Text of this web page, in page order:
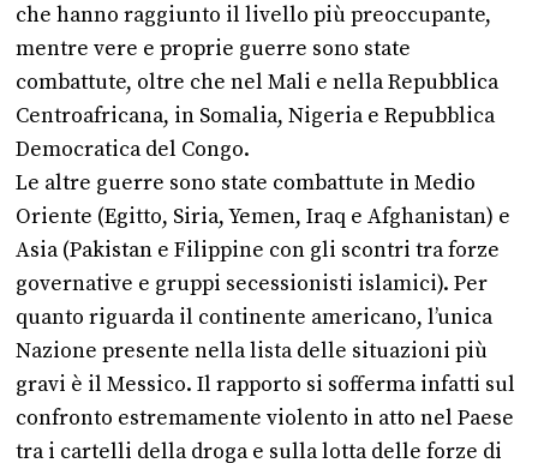
che hanno raggiunto il livello più preoccupante,
mentre vere e proprie guerre sono state
combattute, oltre che nel Mali e nella Repubblica
Centroafricana, in Somalia, Nigeria e Repubblica
Democratica del Congo.
Le altre guerre sono state combattute in Medio
Oriente (Egitto, Siria, Yemen, Iraq e Afghanistan) e
Asia (Pakistan e Filippine con gli scontri tra forze
governative e gruppi secessionisti islamici). Per
quanto riguarda il continente americano, l’unica
Nazione presente nella lista delle situazioni più
gravi è il Messico. Il rapporto si sofferma infatti sul
confronto estremamente violento in atto nel Paese
tra i cartelli della droga e sulla lotta delle forze di